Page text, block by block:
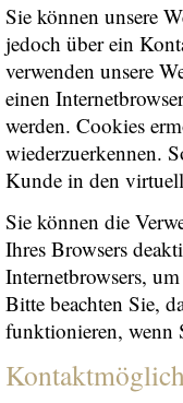
Sie können unsere
jedoch über ein
verwenden unsere
einen
werden. Cookies
wiederzuerkennen.
Kunde in den
Sie können die
Ihres Browsers
Internetbrowsers,
Bitte beachten Sie,
funktionieren, wenn